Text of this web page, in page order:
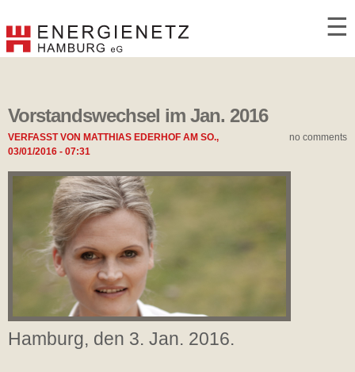
☰
no comments
Vorstandswechsel im Jan. 2016
VERFASST VON MATTHIAS EDERHOFAM SO.,
03/01/2016 - 07:31
Hamburg, den 3. Jan. 2016.